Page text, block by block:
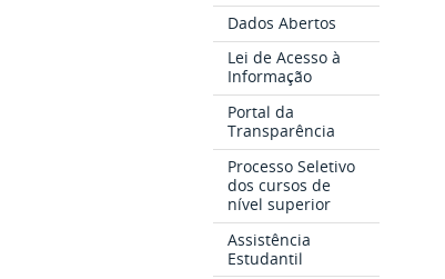
Dados Abertos
Lei de Acesso à
Informação
Portal da
Transparência
Processo Seletivo
dos cursos de
nível superior
Assistência
Estudantil